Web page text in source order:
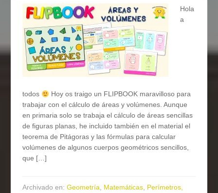
Hola
a
todos
Hoy os traigo un FLIPBOOK maravilloso para
trabajar con el cálculo de áreas y volúmenes. Aunque
en primaria solo se trabaja el cálculo de áreas sencillas
de figuras planas, he incluido también en el material el
teorema de Pitágoras y las fórmulas para calcular
volúmenes de algunos cuerpos geométricos sencillos,
que […]
Archivado en:Geometría, Matemáticas, Perímetros,